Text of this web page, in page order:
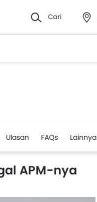
Cari
Ulasan FAQs Lainnya
APM-nya